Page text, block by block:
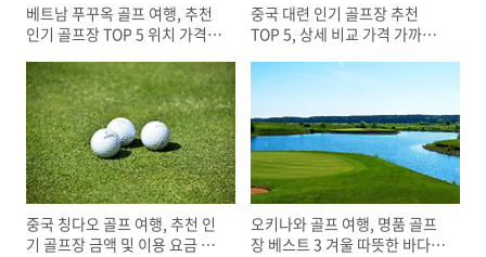
베트남 푸꾸옥 골프 여행, 추천
인기 골프장 TOP 5 위치 가격 특
중국 대련 인기 골프장 추천
TOP 5, 상세 비교 가격 가까운
중국 칭다오 골프 여행, 추천 인
기 골프장 금액 및 이용 요금 예
오키나와 골프 여행, 명품 골프
장 베스트 3 겨울 따뜻한 바다뷰